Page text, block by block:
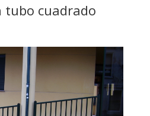
tubo cuadrado